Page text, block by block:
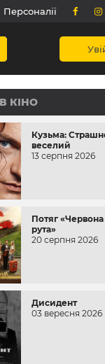
Персоналії
КІНО
Кузьма:
веселий
13 серпня 2026
Потяг «Червона
рута»
20 серпня 2026
Дисидент
03 вересня 2026